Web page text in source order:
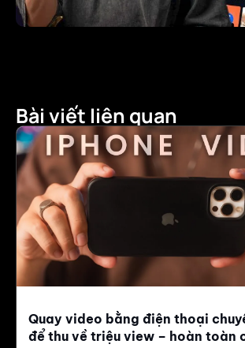
Bài viết liên quan
Quay video bằng điện thoại
để thu về triệu view – hoàn toàn